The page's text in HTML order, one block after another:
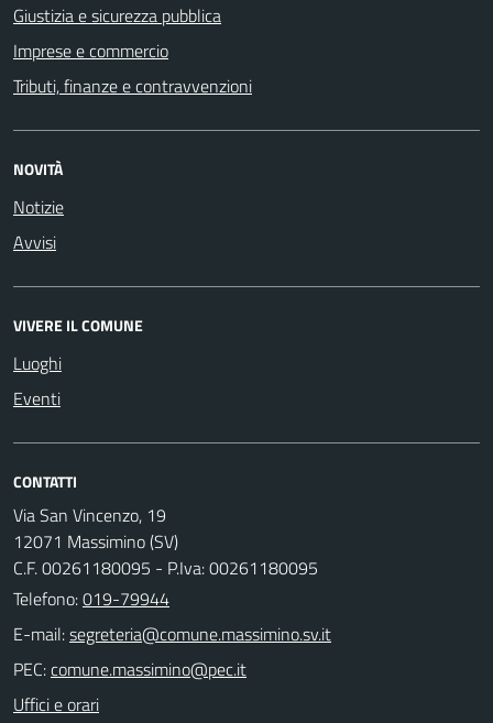
Giustizia e sicurezza pubblica
Imprese e commercio
Tributi, finanze e contravvenzioni
NOVITÀ
Notizie
Avvisi
VIVERE IL COMUNE
Luoghi
Eventi
CONTATTI
Via San Vincenzo, 19
12071 Massimino (SV)
C.F. 00261180095 - P.Iva: 00261180095
Telefono:019-79944
E-mail:
PEC:
Uffici e orari